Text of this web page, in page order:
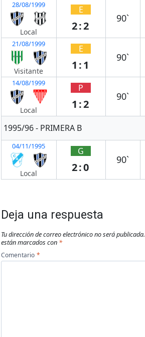
28/08/1999
Local
E
2:2
90`
21/08/1999
Visitante
E
1:1
90`
14/08/1999
Local
P
1:2
90`
1995/96 - PRIMERA B
04/11/1995
Local
G
2:0
90`
Deja una respuesta
Tu dirección de correo electrónico no será publicada.
están marcados con *
Comentario *